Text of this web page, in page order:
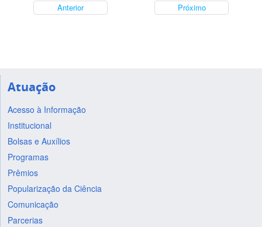
Anterior Próximo
Atuação
Acesso à Informação
Institucional
Bolsas e Auxílios
Programas
Prêmios
Popularização da Ciência
Comunicação
Parcerias